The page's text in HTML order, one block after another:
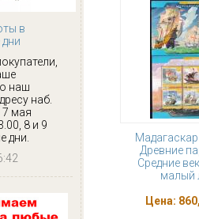
в
наш
наб.
7 мая
8 и 9
дни.
Мадагаскар
Древние
Средние
малый
Цена: